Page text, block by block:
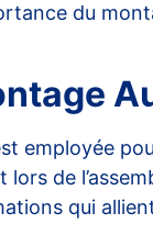
du
employée
de
qui